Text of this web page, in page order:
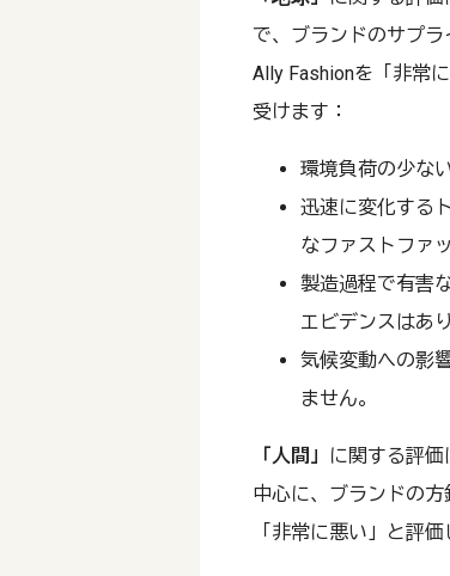
で、ブランドのサプラ
Ally Fashionを「非常
受けます：
環境負荷の少な
迅速に変化する
なファストファ
製造過程で有害
エビデンスはあ
気候変動への影
ません。
「人間」
に関する評
中心に、ブランドの
「非常に悪い」と評